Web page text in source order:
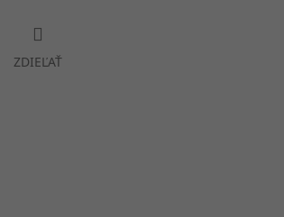
ZDIEĽAŤ